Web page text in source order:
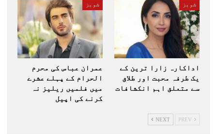
شوبز
اداکارہ زارا ترین کے
یک طرفہ محبت اور طلاق
سے متعلق اہم انکشافات
شوبز
عمران عباس کی محرم
الحرام کے پہلے عشرے
میں فلمیں ریلیز نہ
کرنے کی اپیل
NEXT